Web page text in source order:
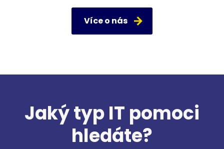
Více o nás
Jaký typ IT pomoci
hledáte?